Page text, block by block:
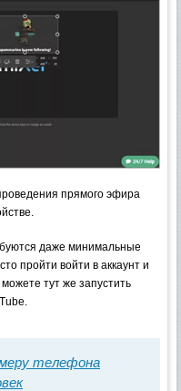
прямого эфира
даже минимальные
пройти войти в аккаунт и
тут же запустить
телефона